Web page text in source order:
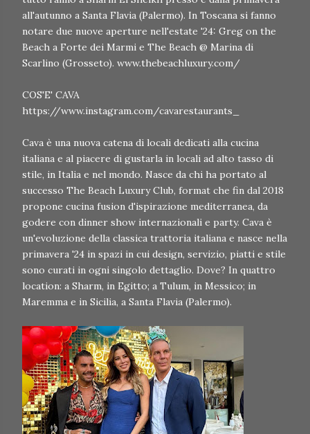
all'autunno a Santa Flavia (Palermo). In Toscana si fanno
notare due nuove aperture nell'estate '24: Greg on the
Beach a Forte dei Marmi e The Beach @ Marina di
Scarlino (Grosseto). www.thebeachluxury.com/
COS'E' CAVA
https://www.instagram.com/cavarestaurants_
Cava è una nuova catena di locali dedicati alla cucina
italiana e al piacere di gustarla in locali ad alto tasso di
stile, in Italia e nel mondo. Nasce da chi ha portato al
successo The Beach Luxury Club, format che fin dal 2018
propone cucina fusion d'ispirazione mediterranea, da
godere con dinner show internazionali e party. Cava è
un'evoluzione della classica trattoria italiana e nasce nella
primavera '24 in spazi in cui design, servizio, piatti e stile
sono curati in ogni singolo dettaglio. Dove? In quattro
location: a Sharm, in Egitto; a Tulum, in Messico; in
Maremma e in Sicilia, a Santa Flavia (Palermo).